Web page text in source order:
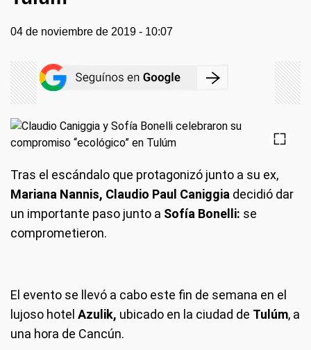
04 de noviembre de 2019 - 10:07
Tras el escándalo que protagonizó junto a su ex,
Mariana Nannis, Claudio Paul Caniggia decidió dar
un importante paso junto a Sofía Bonelli: se
comprometieron.
El evento se llevó a cabo este fin de semana en el
lujoso hotel Azulik, ubicado en la ciudad de Tulúm, a
una hora de Cancún.